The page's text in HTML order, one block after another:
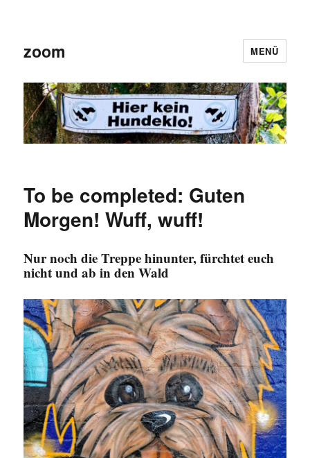
zoom MENÜ
To be completed: Guten
Morgen! Wuff, wuff!
Nur noch die Treppe hinunter, fürchtet euch
nicht und ab in den Wald